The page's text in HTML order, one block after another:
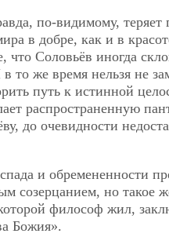
по-видимому,
в добре, как и в
что Соловьёв иногда
то же время нельзя не
путь к истинной
распространенную
до очевидности
и обремененности
созерцанием, но такое
философ жил,
Божия».